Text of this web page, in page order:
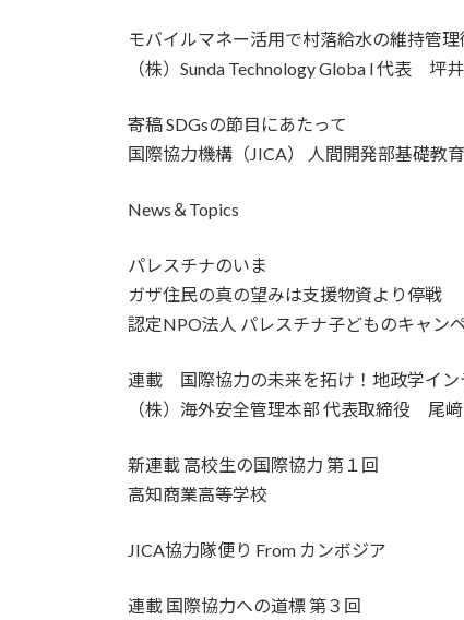
モバイルマネー活用で村落給水の維持管理
（株）Sunda Technology Globa l 代表
寄稿 SDGsの節目にあたって
国際協力機構（JICA） 人間開発部基礎教
News＆Topics
パレスチナのいま
ガザ住民の真の望みは支援物資より停戦
認定NPO法人 パレスチナ子どものキャン
連載 国際協力の未来を拓け！地政学イン
（株）海外安全管理本部 代表取締役 尾
新連載 高校生の国際協力 第１回
高知商業高等学校
JICA協力隊便り From カンボジア
連載 国際協力への道標 第３回